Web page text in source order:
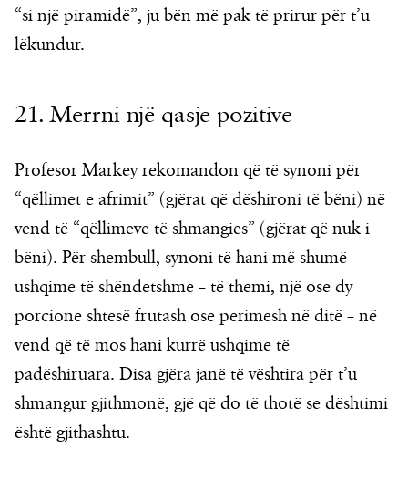
“si një piramidë”, ju bën më pak të prirur për t’u
lëkundur.
21. Merrni një qasje pozitive
Profesor Markey rekomandon që të synoni për
“qëllimet e afrimit” (gjërat që dëshironi të bëni) në
vend të “qëllimeve të shmangies” (gjërat që nuk i
bëni). Për shembull, synoni të hani më shumë
ushqime të shëndetshme – të themi, një ose dy
porcione shtesë frutash ose perimesh në ditë – në
vend që të mos hani kurrë ushqime të
padëshiruara. Disa gjëra janë të vështira për t’u
shmangur gjithmonë, gjë që do të thotë se dështimi
është gjithashtu.